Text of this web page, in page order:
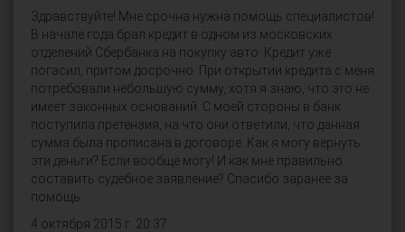
Здравствуйте! Мне срочна нужна помощь специалистов!
В начале года брал кредит в одном из московских
отделений Сбербанка на покупку авто. Кредит уже
погасил, притом досрочно. При открытии кредита с меня
потребовали небольшую сумму, хотя я знаю, что это не
имеет законных оснований. С моей стороны в банк
поступила претензия, на что они ответили, что данная
сумма была прописана в договоре. Как я могу вернуть
эти деньги? Если вообще могу! И как мне правильно
составить судебное заявление? Спасибо заранее за
помощь.
4 октября 2015 г. 20:37